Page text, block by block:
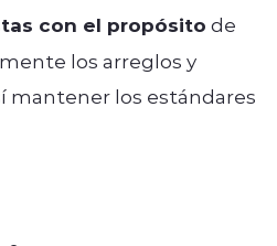
con el propósito de
los arreglos y
mantener los estándares